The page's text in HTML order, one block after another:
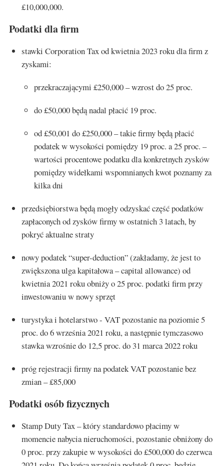
£10,000,000.
Podatki dla firm
stawki Corporation Tax od kwietnia 2023 roku dla firm z
zyskami:
przekraczającymi £250,000 – wzrost do 25 proc.
do £50,000 będą nadal płacić 19 proc.
od £50,001 do £250,000 – takie firmy będą płacić
podatek w wysokości pomiędzy 19 proc. a 25 proc. –
wartości procentowe podatku dla konkretnych zysków
pomiędzy widełkami wspomnianych kwot poznamy za
kilka dni
przedsiębiorstwa będą mogły odzyskać część podatków
zapłaconych od zysków firmy w ostatnich 3 latach, by
pokryć aktualne straty
nowy podatek “super-deduction” (zakładamy, że jest to
zwiększona ulga kapitałowa – capital allowance) od
kwietnia 2021 roku obniży o 25 proc. podatki firm przy
inwestowaniu w nowy sprzęt
turystyka i hotelarstwo - VAT pozostanie na poziomie 5
proc. do 6 września 2021 roku, a następnie tymczasowo
stawka wzrośnie do 12,5 proc. do 31 marca 2022 roku
próg rejestracji firmy na podatek VAT pozostanie bez
zmian – £85,000
Podatki osób fizycznych
Stamp Duty Tax – który standardowo płacimy w
momencie nabycia nieruchomości, pozostanie obniżony do
0 proc. przy zakupie w wysokości do £500,000 do czerwca